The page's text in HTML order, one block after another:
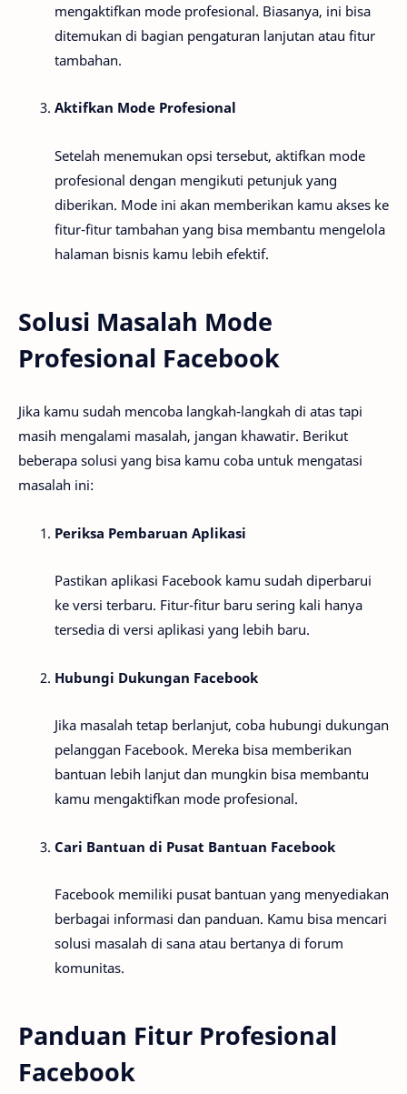
mengaktifkan mode profesional. Biasanya, ini bisa
ditemukan di bagian pengaturan lanjutan atau fitur
tambahan.
Aktifkan Mode Profesional
Setelah menemukan opsi tersebut, aktifkan mode
profesional dengan mengikuti petunjuk yang
diberikan. Mode ini akan memberikan kamu akses ke
fitur-fitur tambahan yang bisa membantu mengelola
halaman bisnis kamu lebih efektif.
Solusi Masalah Mode
Profesional Facebook
Jika kamu sudah mencoba langkah-langkah di atas tapi
masih mengalami masalah, jangan khawatir. Berikut
beberapa solusi yang bisa kamu coba untuk mengatasi
masalah ini:
Periksa Pembaruan Aplikasi
Pastikan aplikasi Facebook kamu sudah diperbarui
ke versi terbaru. Fitur-fitur baru sering kali hanya
tersedia di versi aplikasi yang lebih baru.
Hubungi Dukungan Facebook
Jika masalah tetap berlanjut, coba hubungi dukungan
pelanggan Facebook. Mereka bisa memberikan
bantuan lebih lanjut dan mungkin bisa membantu
kamu mengaktifkan mode profesional.
Cari Bantuan di Pusat Bantuan Facebook
Facebook memiliki pusat bantuan yang menyediakan
berbagai informasi dan panduan. Kamu bisa mencari
solusi masalah di sana atau bertanya di forum
komunitas.
Panduan Fitur Profesional
Facebook